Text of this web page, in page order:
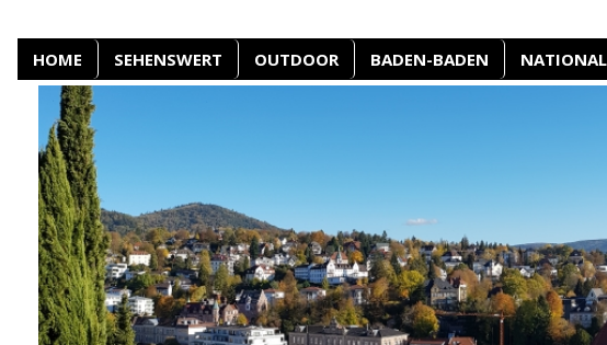
HOME SEHENSWERT OUTDOOR BADEN-BADEN